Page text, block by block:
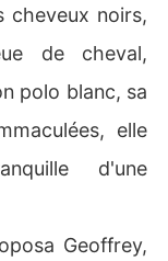
cheveux noirs,
de cheval,
polo blanc, sa
elle
d'une
Geoffrey,